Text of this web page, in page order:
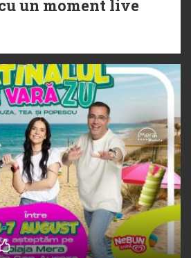
Theo Rose -
un moment live